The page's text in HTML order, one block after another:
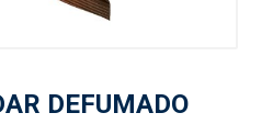
DEFUMADO